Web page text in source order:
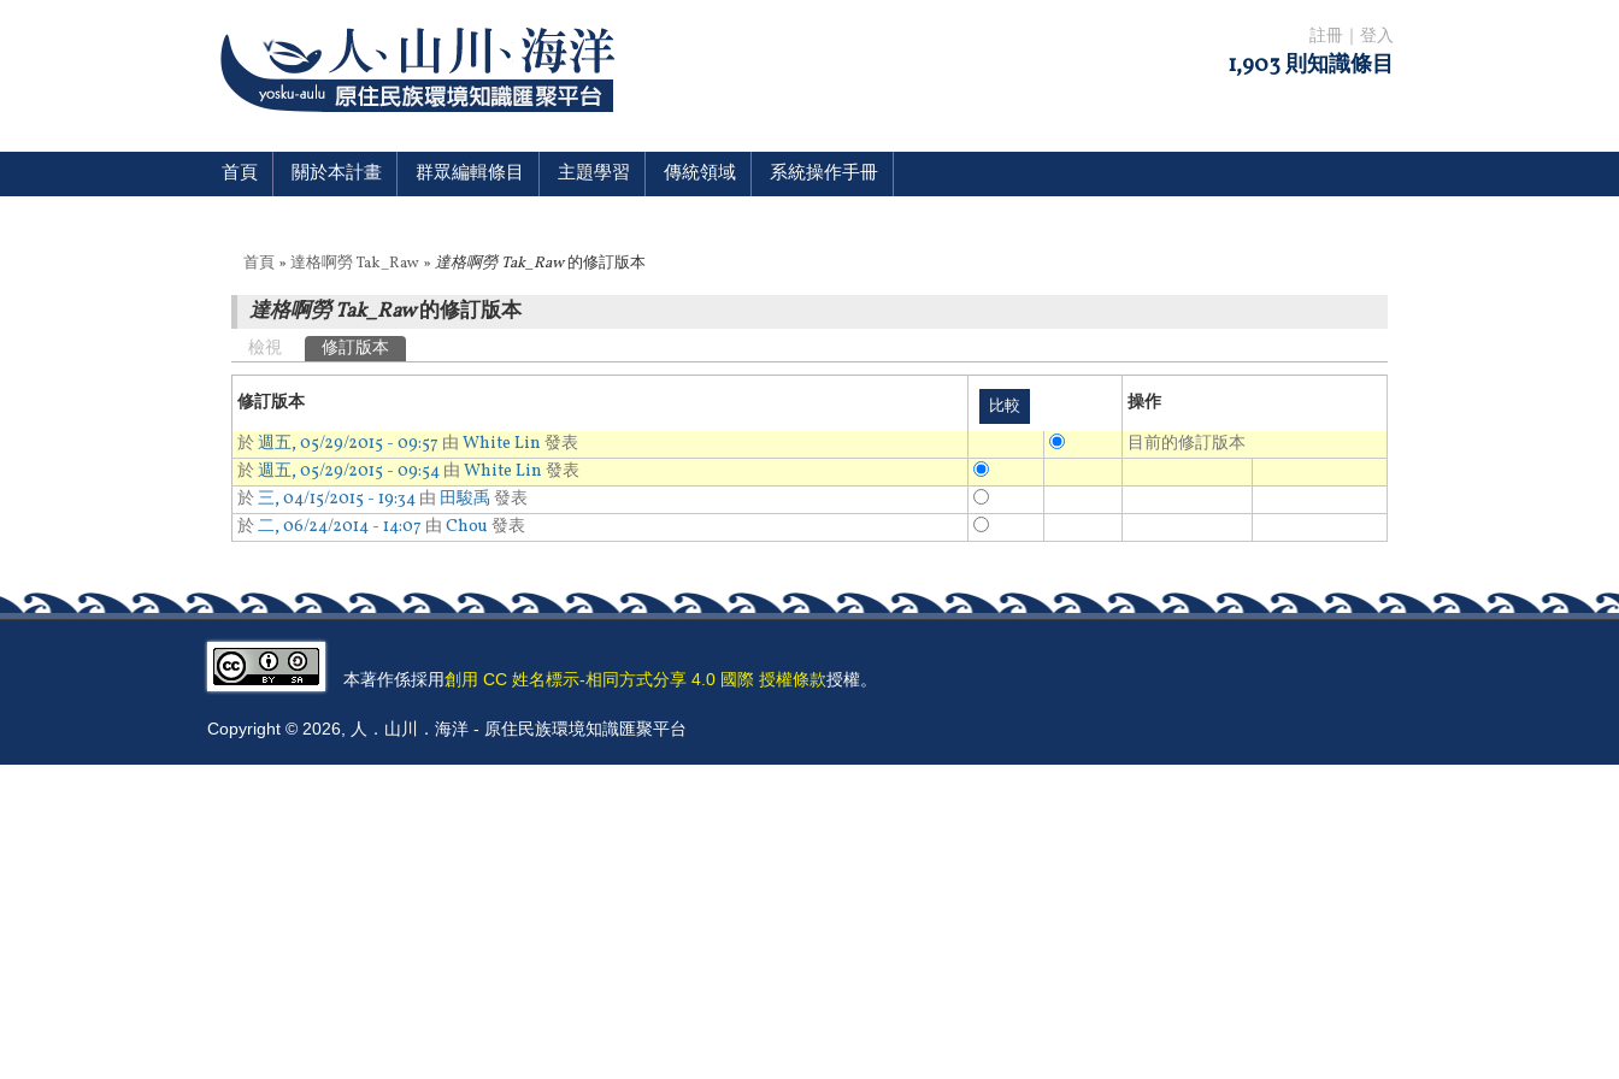
註冊 登入
1,903 則知識條目
首頁 關於本計畫 群眾編輯條目 主題學習 傳統領域 系統操作手冊
您在這裡
首頁 » 達格啊勞 Tak_Raw » 達格啊勞 Tak_Raw的修訂版本
達格啊勞 Tak_Raw的修訂版本
主要索引標籤
檢視 修訂版本
修訂版本
操作
於週五, 05/29/2015 - 09:57 由 White Lin 發表
目前的修訂版本
於週五, 05/29/2015 - 09:54 由 White Lin 發表
於三, 04/15/2015 - 19:34 由 田駿禹 發表
於二, 06/24/2014 - 14:07 由 Chou 發表
本著作係採用創用 CC 姓名標示-相同方式分享 4.0 國際 授權條款授權。
Copyright © 2026, 人．山川．海洋 - 原住民族環境知識匯聚平台